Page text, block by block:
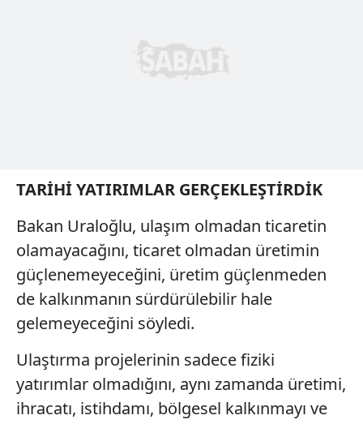
TARİHİ YATIRIMLAR GERÇEKLEŞTİRDİK
Bakan Uraloğlu, ulaşım olmadan ticaretin
olamayacağını, ticaret olmadan üretimin
güçlenemeyeceğini, üretim güçlenmeden
de kalkınmanın sürdürülebilir hale
gelemeyeceğini söyledi.
Ulaştırma projelerinin sadece fiziki
yatırımlar olmadığını, aynı zamanda üretimi,
ihracatı, istihdamı, bölgesel kalkınmayı ve